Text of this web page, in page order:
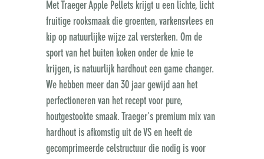
Met Traeger Apple Pellets krijgt u een lichte, licht
fruitige rooksmaak die groenten, varkensvlees en
kip op natuurlijke wijze zal versterken. Om de
sport van het buiten koken onder de knie te
krijgen, is natuurlijk hardhout een game changer.
We hebben meer dan 30 jaar gewijd aan het
perfectioneren van het recept voor pure,
houtgestookte smaak. Traeger's premium mix van
hardhout is afkomstig uit de VS en heeft de
gecomprimeerde celstructuur die nodig is voor